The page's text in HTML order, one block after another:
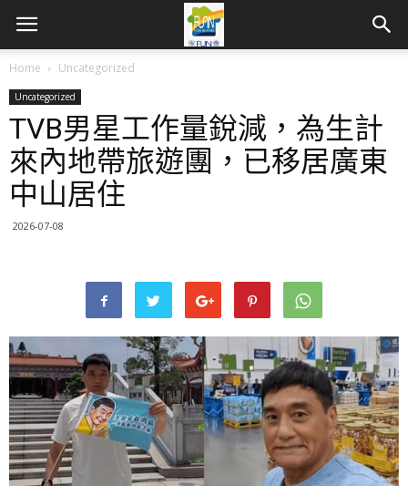
Home Uncategorized
Uncategorized
TVB男星工作量銳減，為生計
來內地帶旅遊團，已移居廣東
中山居住
2026-07-08